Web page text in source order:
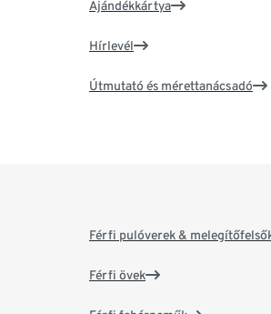
Ajándékkártya
Hírlevél
Útmutató és mérettanácsadó
Férfi pulóverek &
Férfi övek